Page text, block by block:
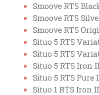
Smoove RTS
Smoove RTS
Smoove RTS
Situo 5 RTS
Situo 5 RTS
Situo 5 RTS Iron II
Situo 5 RTS Pure
Situo 1 RTS Iron II